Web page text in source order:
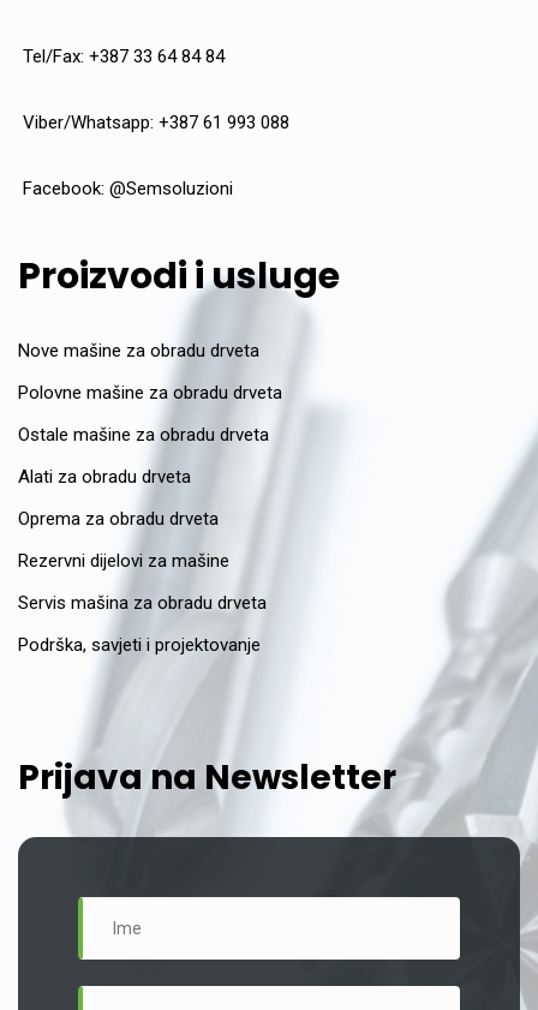
Tel/Fax: +387 33 64 84 84
Viber/Whatsapp: +387 61 993 088
Facebook: @Semsoluzioni
Proizvodi i usluge
Nove mašine za obradu drveta
Polovne mašine za obradu drveta
Ostale mašine za obradu drveta
Alati za obradu drveta
Oprema za obradu drveta
Rezervni dijelovi za mašine
Servis mašina za obradu drveta
Podrška, savjeti i projektovanje
Prijava na Newsletter